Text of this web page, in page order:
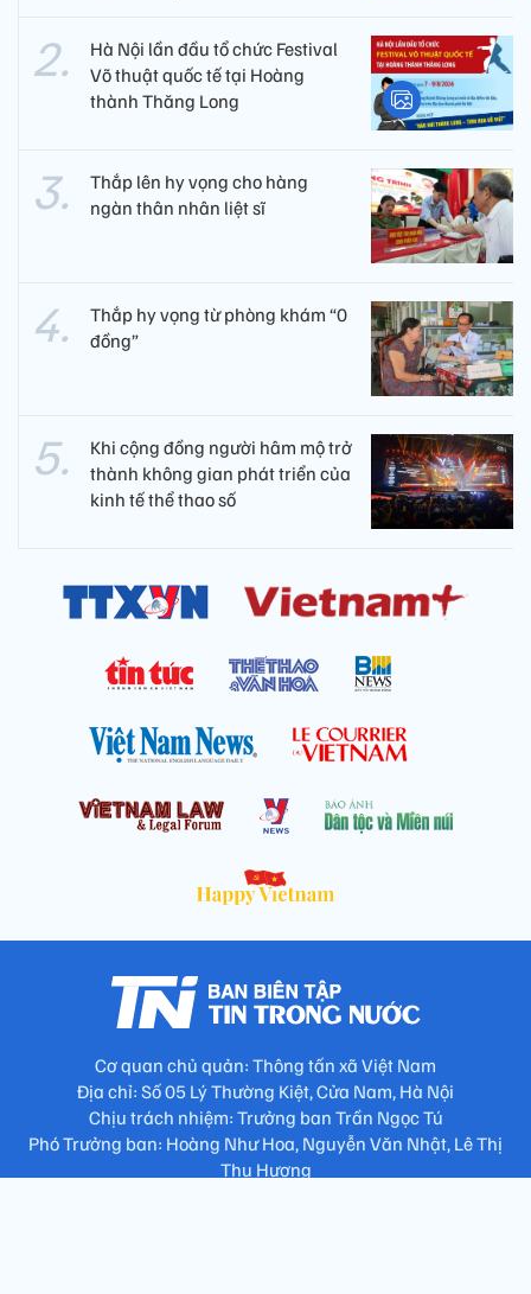
Hà Nội lần đầu tổ chức Festival
Võ thuật quốc tế tại Hoàng
thành Thăng Long
Thắp lên hy vọng cho hàng
ngàn thân nhân liệt sĩ
Thắp hy vọng từ phòng khám “0
đồng”
Khi cộng đồng người hâm mộ trở
thành không gian phát triển của
kinh tế thể thao số
Cơ quan chủ quản: Thông tấn xã Việt Nam
Địa chỉ: Số 05 Lý Thường Kiệt, Cửa Nam, Hà Nội
Chịu trách nhiệm: Trưởng ban Trần Ngọc Tú
Phó Trưởng ban: Hoàng Như Hoa, Nguyễn Văn Nhật, Lê Thị
Thu Hương